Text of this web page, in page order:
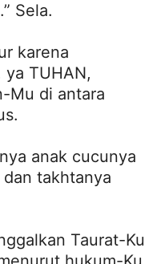
Sela.
karena
TUHAN,
Mu di antara
anak cucunya
takhtanya
Taurat-Ku